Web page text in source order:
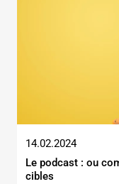
14.02.2024
Le podcast : ou
cibles